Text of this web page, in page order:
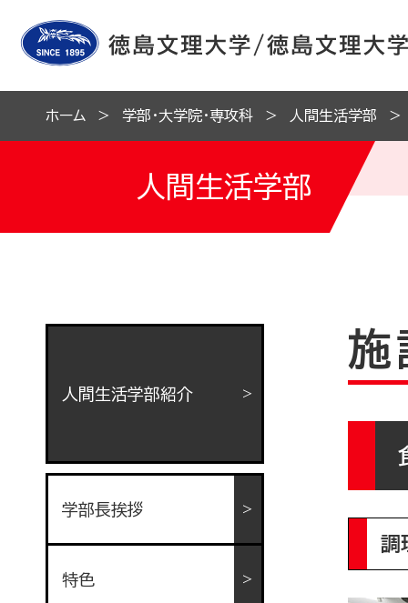
ホーム 学部・大学院・専攻科 人間生活学部
人間生活学部
施
調
人間生活学部紹介
学部長挨拶
特色